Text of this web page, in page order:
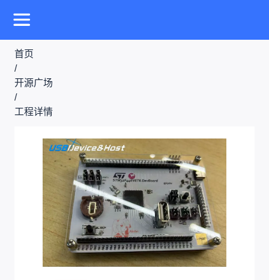
首页
/
开源广场
/
工程详情